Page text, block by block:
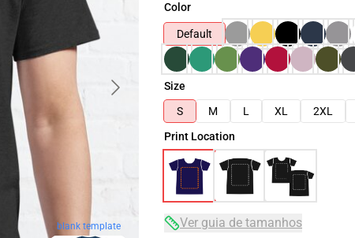
blank template
Color
Default
Size
S
M L XL 2XL
Print Location
Ver guia de tamanhos